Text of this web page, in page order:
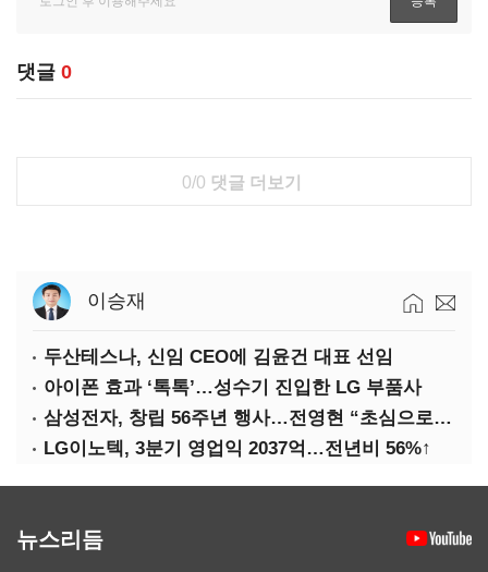
댓글 0
0/0 댓글 더보기
이승재
두산테스나, 신임 CEO에 김윤건 대표 선임
아이폰 효과 ‘톡톡’…성수기 진입한 LG 부품사
삼성전자, 창립 56주년 행사…전영현 “초심으로 경쟁력 회복해야”
LG이노텍, 3분기 영업익 2037억…전년비 56%↑
뉴스리듬